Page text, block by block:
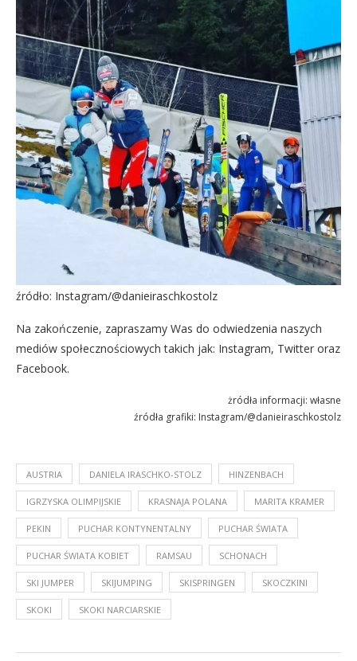
źródło: Instagram/@danieiraschkostolz
Na zakończenie, zapraszamy Was do odwiedzenia naszych
mediów społecznościowych takich jak: Instagram, Twitter oraz
Facebook.
żródła informacji: własne
źródła grafiki: Instagram/@danieiraschkostolz
AUSTRIA DANIELA IRASCHKO-STOLZ HINZENBACH
IGRZYSKA OLIMPIJSKIE KRASNAJA POLANA MARITA KRAMER
PEKIN PUCHAR KONTYNENTALNY PUCHAR ŚWIATA
PUCHAR ŚWIATA KOBIET RAMSAU SCHONACH
SKI JUMPER SKIJUMPING SKISPRINGEN SKOCZKINI
SKOKI SKOKI NARCIARSKIE